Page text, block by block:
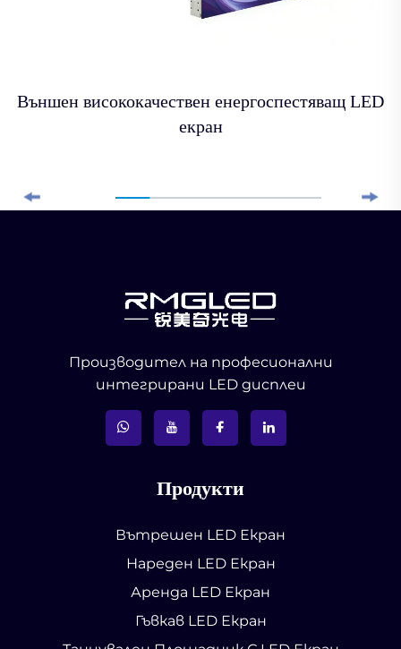
Външен висококачествен енергоспестяващ LED
екран
Производител на професионални
интегрирани LED дисплеи
Продукти
Вътрешен LED Екран
Нареден LED Екран
Аренда LED Екран
Гъвкав LED Екран